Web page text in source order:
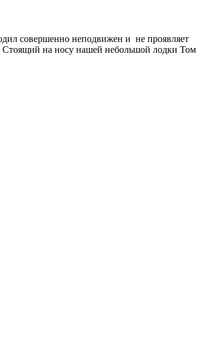
совершенно неподвижен и не проявляет
Стоящий на носу нашей небольшой лодки Том